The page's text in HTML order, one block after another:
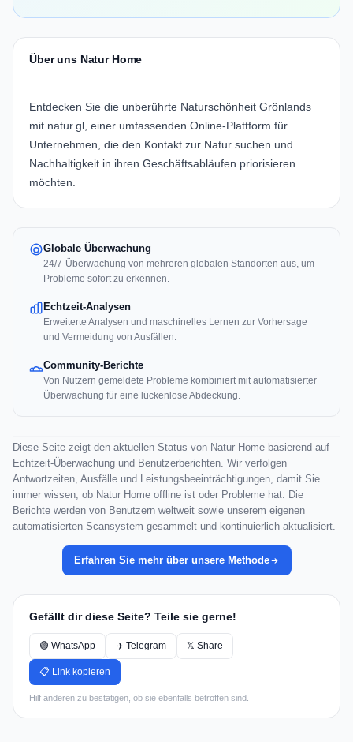
Über uns Natur Home
Entdecken Sie die unberührte Naturschönheit Grönlands
mit natur.gl, einer umfassenden Online-Plattform für
Unternehmen, die den Kontakt zur Natur suchen und
Nachhaltigkeit in ihren Geschäftsabläufen priorisieren
möchten.
Globale Überwachung
24/7-Überwachung von mehreren globalen Standorten aus, um
Probleme sofort zu erkennen.
Echtzeit-Analysen
Erweiterte Analysen und maschinelles Lernen zur Vorhersage
und Vermeidung von Ausfällen.
Community-Berichte
Von Nutzern gemeldete Probleme kombiniert mit automatisierter
Überwachung für eine lückenlose Abdeckung.
Diese Seite zeigt den aktuellen Status von Natur Home basierend auf
Echtzeit-Überwachung und Benutzerberichten. Wir verfolgen
Antwortzeiten, Ausfälle und Leistungsbeeinträchtigungen, damit Sie
immer wissen, ob Natur Home offline ist oder Probleme hat. Die
Berichte werden von Benutzern weltweit sowie unserem eigenen
automatisierten Scansystem gesammelt und kontinuierlich aktualisiert.
Erfahren Sie mehr über unsere Methode
Gefällt dir diese Seite? Teile sie gerne!
🟢 WhatsApp ✈️ Telegram 𝕏 Share
📋 Link kopieren
Hilf anderen zu bestätigen, ob sie ebenfalls betroffen sind.